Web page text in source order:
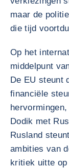
maar de
die tijd
Op het
middelpunt
De EU steunt
financiële
Dodik met
Rusland
ambities van
kritiek uitte